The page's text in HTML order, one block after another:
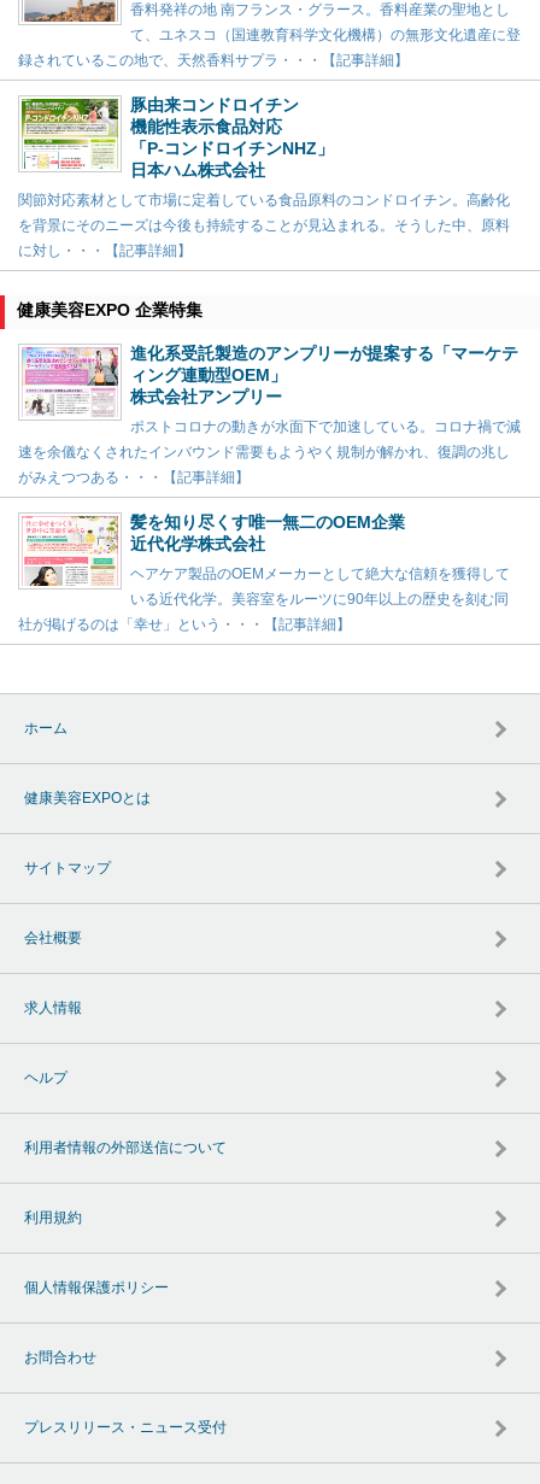
香料発祥の地 南フランス・グラース。香料産業の聖地とし
て、ユネスコ（国連教育科学文化機構）の無形文化遺産に登
録されているこの地で、天然香料サプラ・・・【記事詳細】
豚由来コンドロイチン
機能性表示食品対応
「P-コンドロイチンNHZ」
日本ハム株式会社
関節対応素材として市場に定着している食品原料のコンドロイチン。高齢化
を背景にそのニーズは今後も持続することが見込まれる。そうした中、原料
に対し・・・【記事詳細】
健康美容EXPO 企業特集
進化系受託製造のアンプリーが提案する「マーケテ
ィング連動型OEM」
株式会社アンプリー
ポストコロナの動きが水面下で加速している。コロナ禍で減
速を余儀なくされたインバウンド需要もようやく規制が解かれ、復調の兆し
がみえつつある・・・【記事詳細】
髪を知り尽くす唯一無二のOEM企業
近代化学株式会社
ヘアケア製品のOEMメーカーとして絶大な信頼を獲得して
いる近代化学。美容室をルーツに90年以上の歴史を刻む同
社が掲げるのは「幸せ」という・・・【記事詳細】
ホーム
健康美容EXPOとは
サイトマップ
会社概要
求人情報
ヘルプ
利用者情報の外部送信について
利用規約
個人情報保護ポリシー
お問合わせ
プレスリリース・ニュース受付